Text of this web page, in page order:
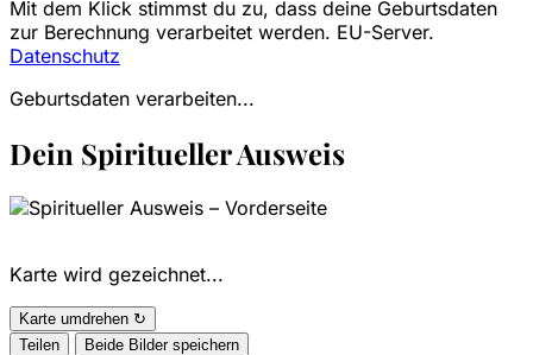
Mit dem Klick stimmst du zu, dass deine Geburtsdaten
zur Berechnung verarbeitet werden. EU-Server.
Datenschutz
Geburtsdaten verarbeiten...
Dein Spiritueller Ausweis
Karte wird gezeichnet...
Karte umdrehen ↻
Teilen
Beide Bilder speichern